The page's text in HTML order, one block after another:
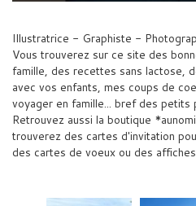
Illustratrice - Graphiste -
Vous trouverez sur ce site des
famille, des recettes sans lactose,
avec vos enfants, mes coups de
voyager en famille... bref des
Retrouvez aussi la boutique
trouverez des cartes d'invitation
des cartes de voeux ou des